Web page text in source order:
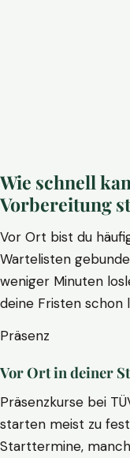
Wie schnell
Vorbereitung
Vor Ort bist du
Wartelisten
weniger Minuten
deine Fristen schon
Präsenz
Vor Ort in deiner
Präsenzkurse bei
starten meist zu
Starttermine,